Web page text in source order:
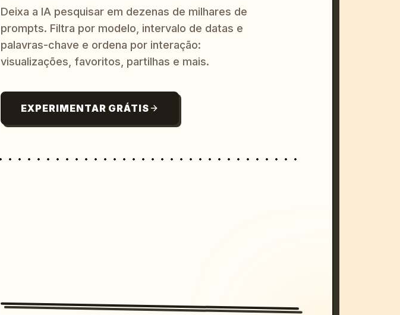
Deixa a IA pesquisar em dezenas de milhares de
prompts. Filtra por modelo, intervalo de datas e
palavras-chave e ordena por interação:
visualizações, favoritos, partilhas e mais.
EXPERIMENTAR GRÁTIS